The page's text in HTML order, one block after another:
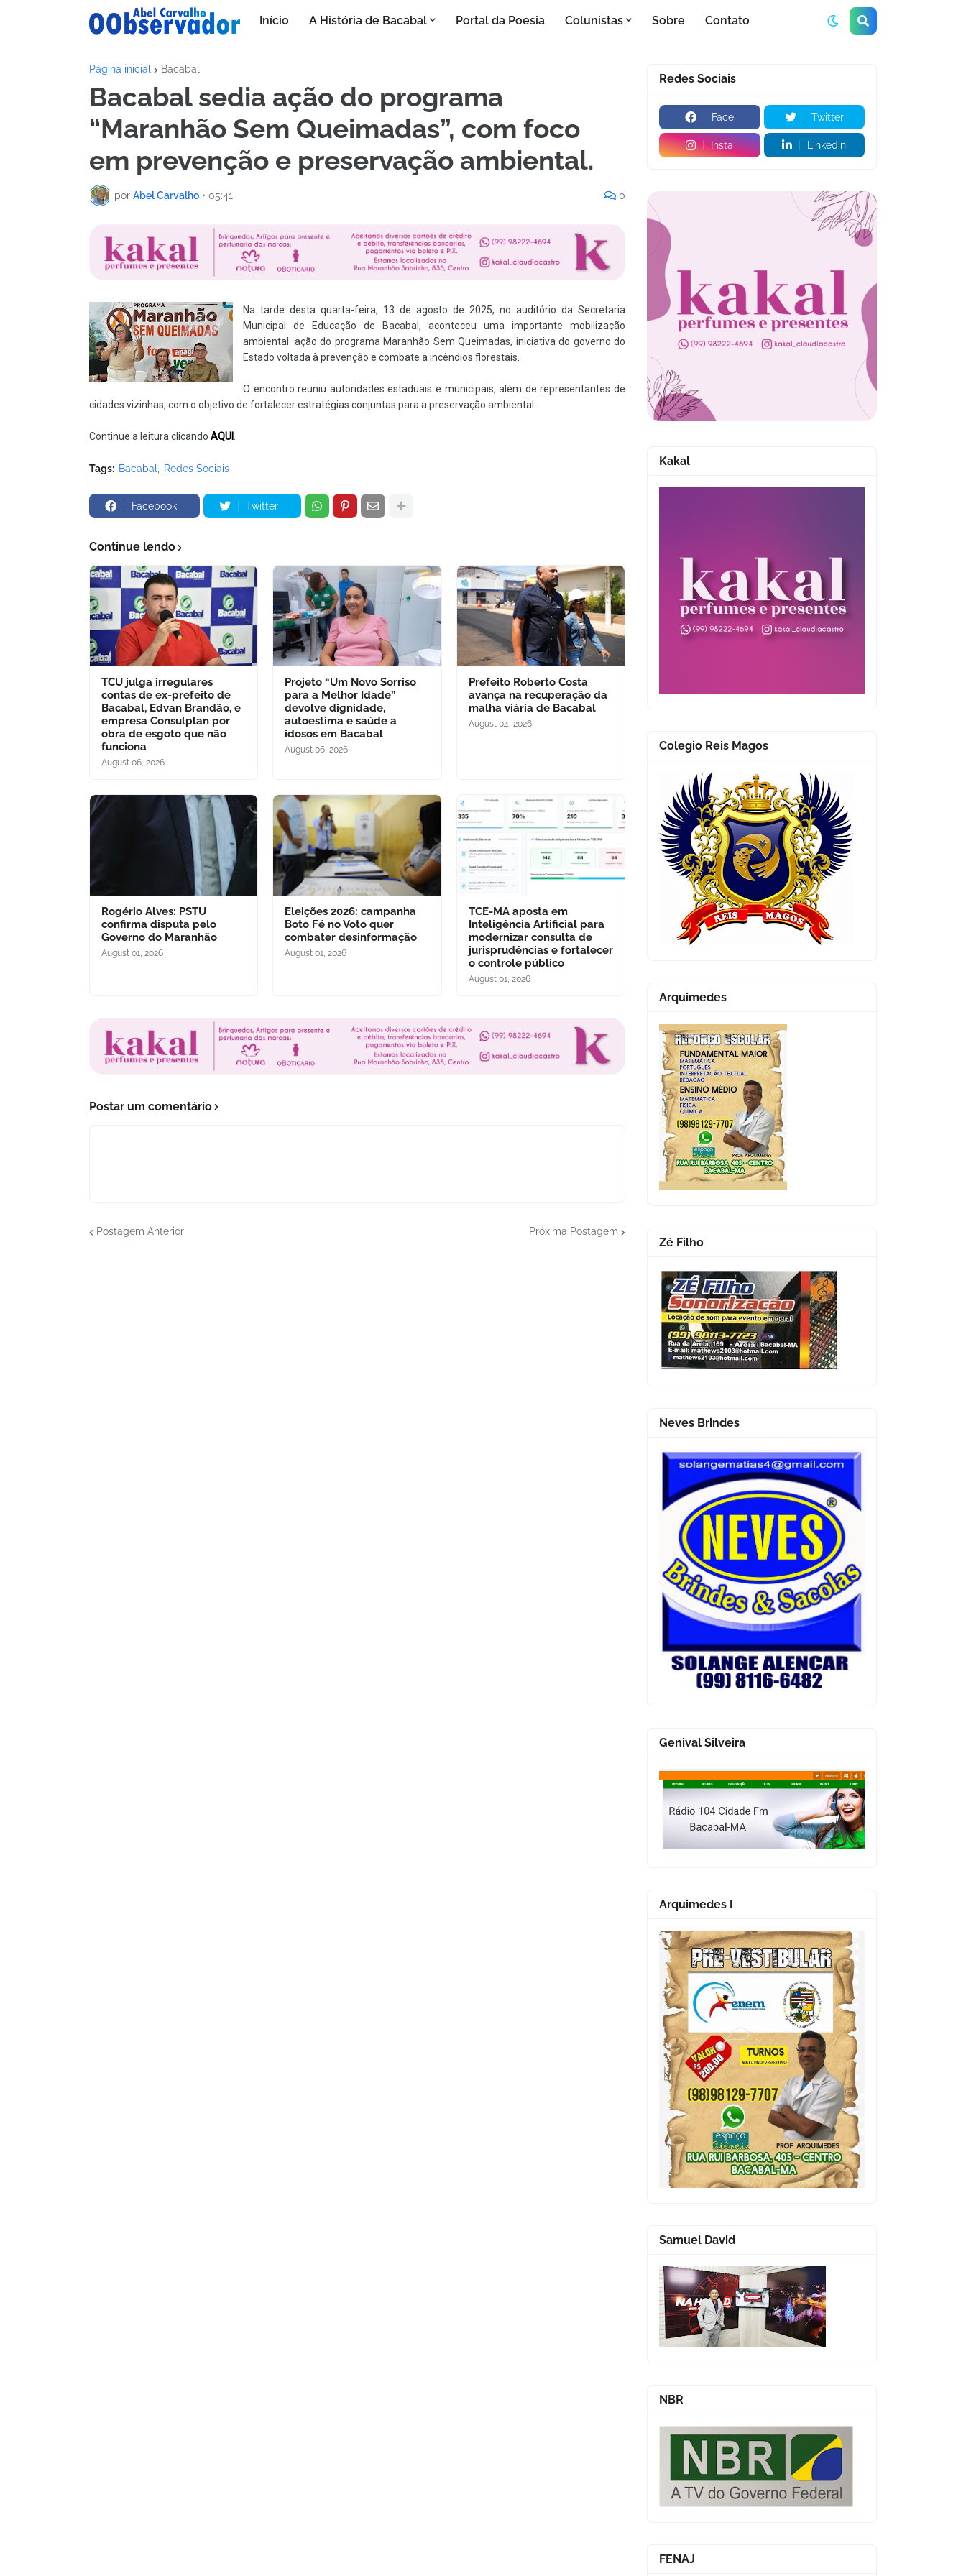
Início A História de Bacabal Portal da Poesia Colunistas Sobre Contato
Página inicial Bacabal
Bacabal sedia ação do programa
“Maranhão Sem Queimadas”, com foco
em prevenção e preservação ambiental.
por Abel Carvalho • 05:41 0
Na tarde desta quarta-feira, 13 de agosto de 2025, no auditório da Secretaria
Municipal de Educação de Bacabal, aconteceu uma importante mobilização
ambiental: ação do programa Maranhão Sem Queimadas, iniciativa do governo do
Estado voltada à prevenção e combate a incêndios florestais.
O encontro reuniu autoridades estaduais e municipais, além de representantes de
cidades vizinhas, com o objetivo de fortalecer estratégias conjuntas para a preservação ambiental...
Continue a leitura clicando AQUI .
Tags: Bacabal Redes Sociais
Facebook Twitter
Continue lendo
TCU julga irregulares
contas de ex-prefeito de
Bacabal, Edvan Brandão, e
empresa Consulplan por
obra de esgoto que não
funciona
August 06, 2026
Projeto “Um Novo Sorriso
para a Melhor Idade”
devolve dignidade,
autoestima e saúde a
idosos em Bacabal
August 06, 2026
Prefeito Roberto Costa
avança na recuperação da
malha viária de Bacabal
August 04, 2026
Rogério Alves: PSTU
confirma disputa pelo
Governo do Maranhão
August 01, 2026
Eleições 2026: campanha
Boto Fé no Voto quer
combater desinformação
August 01, 2026
TCE-MA aposta em
Inteligência Artificial para
modernizar consulta de
jurisprudências e fortalecer
o controle público
August 01, 2026
Postar um comentário
Postagem Anterior Próxima Postagem
Redes Sociais
Face Twitter
Insta Linkedin
Kakal
Colegio Reis Magos
Arquimedes
Zé Filho
Neves Brindes
Genival Silveira
Arquimedes I
Samuel David
NBR
FENAJ